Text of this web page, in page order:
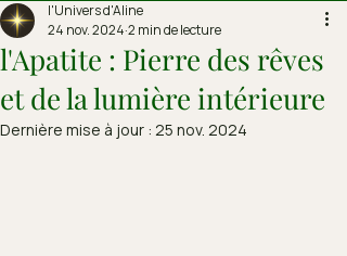
l'Apatite : Pierre des rêves
et de la lumière intérieure
l'Univers d'Aline
24 nov. 2024 2 min de lecture
Dernière mise à jour : 25 nov. 2024